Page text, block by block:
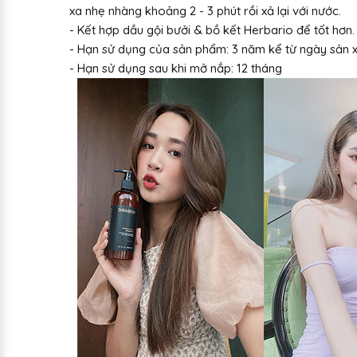
xa nhẹ nhàng khoảng 2 - 3 phút rồi xả lại với nước.
- Kết hợp dầu gội bưởi & bồ kết Herbario để tốt hơn.
- Hạn sử dụng của sản phẩm: 3 năm kể từ ngày sản
- Hạn sử dụng sau khi mở nắp: 12 tháng